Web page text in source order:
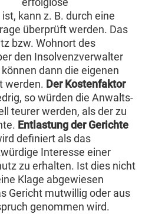
kann z. B. durch eine
überprüft werden. Das
bzw. Wohnort des
den Insolvenzverwalter
dann die eigenen
werden. Der Kostenfaktor
so würden die Anwalts-
teurer werden, als der zu
Entlastung der Gerichte
definiert als das
Interesse einer
zu erhalten. Ist dies nicht
Klage abgewiesen
Gericht mutwillig oder aus
genommen wird.